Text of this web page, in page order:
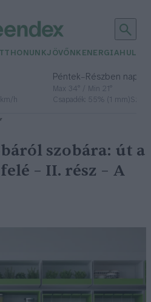
JÖVŐNK ENERGIA
h
Péntek– Részben
Max 34° / Min 21°
Csapadék: 55% (1 mm)Szél:
szobára: út a
– II. rész – A